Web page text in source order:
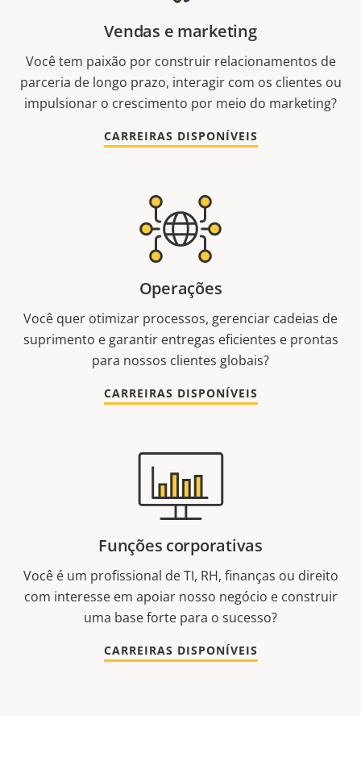
Vendas e marketing
Você tem paixão por construir relacionamentos de
parceria de longo prazo, interagir com os clientes ou
impulsionar o crescimento por meio do marketing?
CARREIRAS DISPONÍVEIS
Operações
Você quer otimizar processos, gerenciar cadeias de
suprimento e garantir entregas eficientes e prontas
para nossos clientes globais?
CARREIRAS DISPONÍVEIS
Funções corporativas
Você é um profissional de TI, RH, finanças ou direito
com interesse em apoiar nosso negócio e construir
uma base forte para o sucesso?
CARREIRAS DISPONÍVEIS